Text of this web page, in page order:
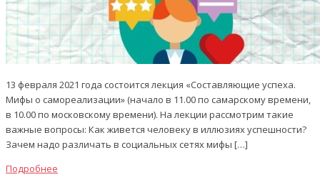
13 февраля 2021 года состоится лекция «Составляющие успеха.
Мифы о самореализации» (начало в 11.00 по самарскому времени,
в 10.00 по московскому времени). На лекции рассмотрим такие
важные вопросы: Как живется человеку в иллюзиях успешности?
Зачем надо различать в социальных сетях мифы […]
Подробнее